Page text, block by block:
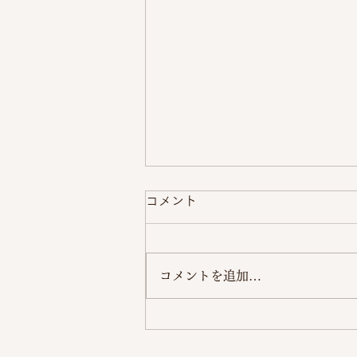
中学入試日程【岩国・広島地
コメント
コメントを追加…